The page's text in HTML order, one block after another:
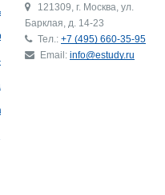
121309, г. Москва, ул.
Барклая, д. 14-23
Тел.: +7 (495) 660-35-95
Email: info@estudy.ru